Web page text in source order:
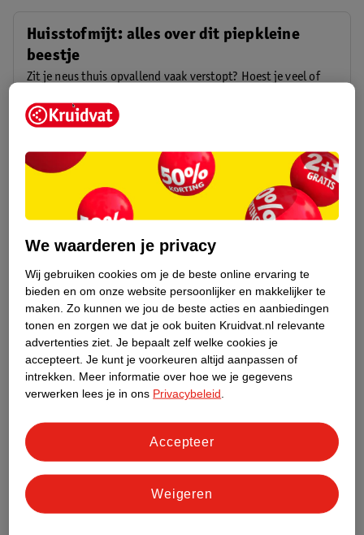
Huisstofmijt: alles over dit piepkleine
beestje
Zit je neus thuis opvallend vaak verstopt? Hoest je veel of
huisstofmijtallergie.
Huisstofmijt: alles over dit piepkleine beestje
Allergie: wat is het precies en wat kun je
doen?
Lees alles over de oorzaken en symptomen van allergieën in
dit artikel. We geven je ook tips over wat je kunt doen bij
een allergie.
Allergie: wat is het precies en wat kun je doen?
Zonneallergie: symptomen en handige tips
Wat veroorzaakt zonneallergie en wat kun je doen? Hier
ontdek je alles wat je moet weten over deze allergie.
Zonneallergie: symptomen en handige tips
Lees onze andere adviezen over allergische
reacties:
We waarderen je privacy
Wij gebruiken cookies om je de beste online ervaring te
bieden en om onze website persoonlijker en makkelijker te
maken. Zo kunnen we jou de beste acties en aanbiedingen
tonen en zorgen we dat je ook buiten Kruidvat.nl relevante
advertenties ziet. Je bepaalt zelf welke cookies je
accepteert. Je kunt je voorkeuren altijd aanpassen of
intrekken.
Meer informatie over hoe we je gegevens
verwerken lees je in ons Privacybeleid
Weigeren
Accepteer